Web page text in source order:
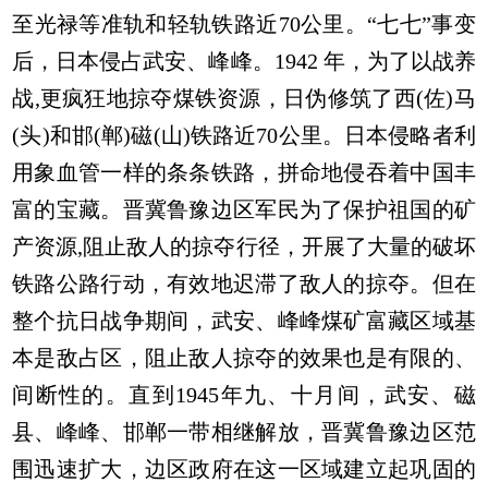
至光禄等准轨和轻轨铁路近70公里。“七七”事变
后，日本侵占武安、峰峰。1942 年，为了以战养
战,更疯狂地掠夺煤铁资源，日伪修筑了西(佐)马
(头)和邯(郸)磁(山)铁路近70公里。日本侵略者利
用象血管一样的条条铁路，拼命地侵吞着中国丰
富的宝藏。晋冀鲁豫边区军民为了保护祖国的矿
产资源,阻止敌人的掠夺行径，开展了大量的破坏
铁路公路行动，有效地迟滞了敌人的掠夺。但在
整个抗日战争期间，武安、峰峰煤矿富藏区域基
本是敌占区，阻止敌人掠夺的效果也是有限的、
间断性的。直到1945年九、十月间，武安、磁
县、峰峰、邯郸一带相继解放，晋冀鲁豫边区范
围迅速扩大，边区政府在这一区域建立起巩固的